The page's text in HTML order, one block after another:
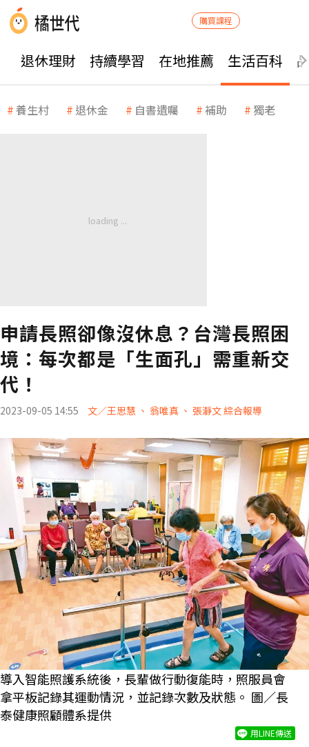
購買課程
退休理財 持續學習 在地推薦 生活百科
養生村 退休金 自書遺囑 補助 獨老
申請長照卻像沒休息？台灣長照困
境：每次都是「生面孔」需重新交
代！
2023-09-05 14:55 文／王思慧 、 翁唯真 、 張瀞文 綜合報導
導入智能照護系統後，長輩做行動復能時，照服員會
拿平板記錄其運動情況，並記錄次數及狀態。 圖／長
泰健康照顧體系提供
用LINE傳送